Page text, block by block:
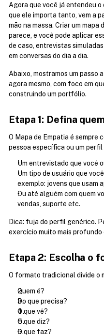
Agora que você já entendeu o
que ele importa tanto, vem a
mão na massa. Criar um mapa
parece, e você pode aplicar
de caso, entrevistas
em conversas do dia a dia.
Abaixo, mostramos um passo
agora mesmo, com foco em
construindo um portfólio.
Etapa 1: Defina
O Mapa de Empatia é sempre
pessoa específica ou um perfil
Um entrevistado que você
Um tipo de usuário que
exemplo: jovens que usam
Ou até alguém com quem
vendas, suporte etc.
Dica: fuja do perfil genérico.
exercício muito mais profundo
Etapa 2: Escolha o
O formato tradicional divide o
Quem é?
Do que precisa?
O que vê?
O que diz?
O que faz?